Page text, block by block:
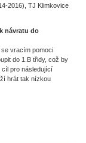
2016), TJ Klimkovice
návratu do
se vracím pomoci
do 1.B třidy, což by
cíl pro následující
hrát tak nízkou